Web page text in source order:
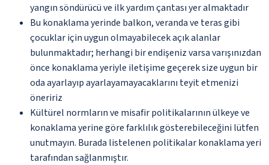
yangın söndürücü ve ilk yardım çantası yer almaktadır
Bu konaklama yerinde balkon, veranda ve teras gibi
çocuklar için uygun olmayabilecek açık alanlar
bulunmaktadır; herhangi bir endişeniz varsa varışınızdan
önce konaklama yeriyle iletişime geçerek size uygun bir
oda ayarlayıp ayarlayamayacaklarını teyit etmenizi
öneririz
Kültürel normların ve misafir politikalarının ülkeye ve
konaklama yerine göre farklılık gösterebileceğini lütfen
unutmayın. Burada listelenen politikalar konaklama yeri
tarafından sağlanmıştır.